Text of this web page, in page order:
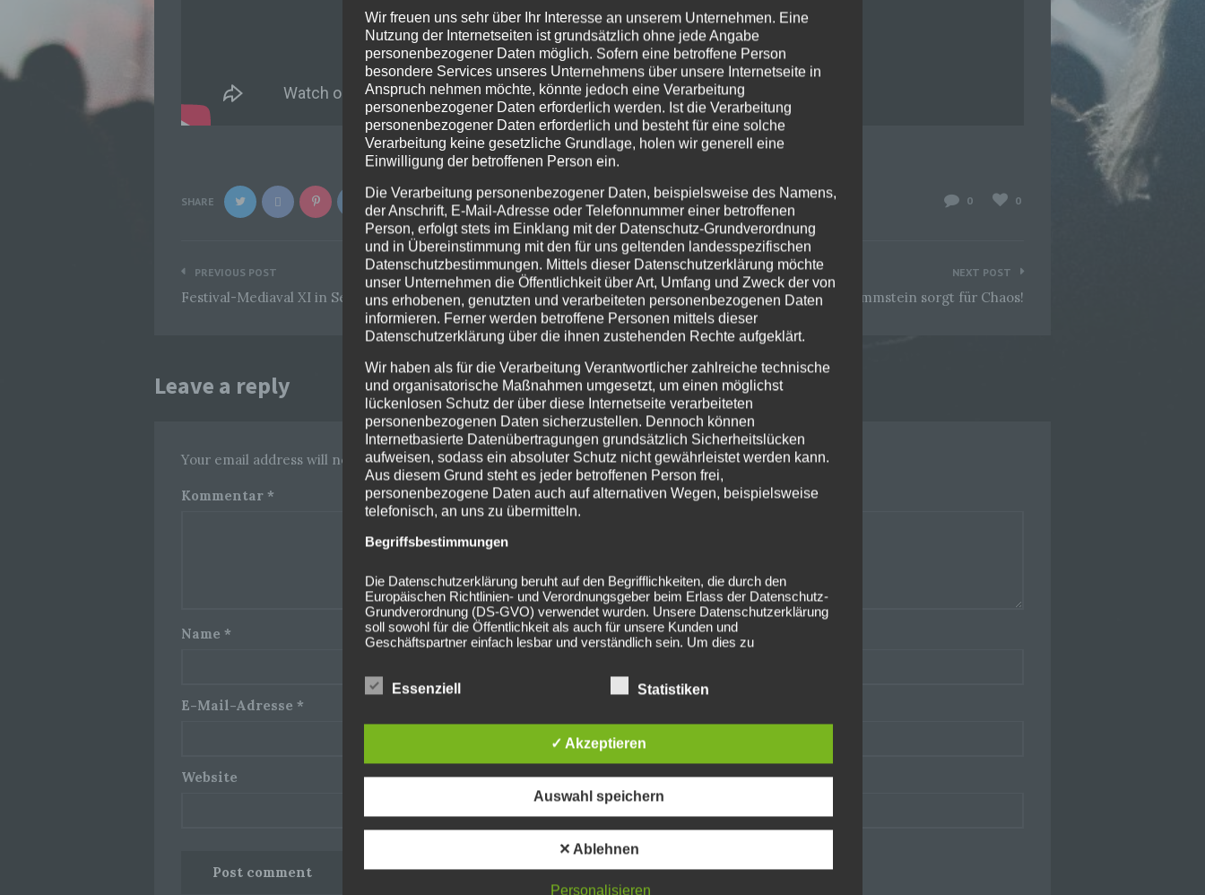
SHARE 0 0
Beitragsnavigation
PREVIOUS POST
Festival-Mediaval XI in Selb, wir waren dabei!
NEXT POST
Rammstein sorgt für Chaos!
Leave a reply
Your email address will not be published. Required fields are marked *
Kommentar *
Name *
E-Mail-Adresse *
Website
Wir freuen uns sehr über Ihr Interesse an unserem Unternehmen. Eine
Nutzung der Internetseiten ist grundsätzlich ohne jede Angabe
personenbezogener Daten möglich. Sofern eine betroffene Person
besondere Services unseres Unternehmens über unsere Internetseite in
Anspruch nehmen möchte, könnte jedoch eine Verarbeitung
personenbezogener Daten erforderlich werden. Ist die Verarbeitung
personenbezogener Daten erforderlich und besteht für eine solche
Verarbeitung keine gesetzliche Grundlage, holen wir generell eine
Einwilligung der betroffenen Person ein.
Die Verarbeitung personenbezogener Daten, beispielsweise des Namens,
der Anschrift, E-Mail-Adresse oder Telefonnummer einer betroffenen
Person, erfolgt stets im Einklang mit der Datenschutz-Grundverordnung
und in Übereinstimmung mit den für uns geltenden landesspezifischen
Datenschutzbestimmungen. Mittels dieser Datenschutzerklärung möchte
unser Unternehmen die Öffentlichkeit über Art, Umfang und Zweck der von
uns erhobenen, genutzten und verarbeiteten personenbezogenen Daten
informieren. Ferner werden betroffene Personen mittels dieser
Datenschutzerklärung über die ihnen zustehenden Rechte aufgeklärt.
Wir haben als für die Verarbeitung Verantwortlicher zahlreiche technische
und organisatorische Maßnahmen umgesetzt, um einen möglichst
lückenlosen Schutz der über diese Internetseite verarbeiteten
personenbezogenen Daten sicherzustellen. Dennoch können
Internetbasierte Datenübertragungen grundsätzlich Sicherheitslücken
aufweisen, sodass ein absoluter Schutz nicht gewährleistet werden kann.
Aus diesem Grund steht es jeder betroffenen Person frei,
personenbezogene Daten auch auf alternativen Wegen, beispielsweise
telefonisch, an uns zu übermitteln.
Begriffsbestimmungen
Die Datenschutzerklärung beruht auf den Begrifflichkeiten, die durch den
Europäischen Richtlinien- und Verordnungsgeber beim Erlass der Datenschutz-
Grundverordnung (DS-GVO) verwendet wurden. Unsere Datenschutzerklärung
soll sowohl für die Öffentlichkeit als auch für unsere Kunden und
Geschäftspartner einfach lesbar und verständlich sein. Um dies zu
Wir verwenden in dieser Datenschutzerklärung unter anderem die
a) personenbezogene Daten
Personenbezogene Daten sind alle Informationen, die sich auf eine
identifizierte oder identifizierbare natürliche Person (im Folgenden
„betroffene Person") beziehen. Als identifizierbar wird eine natürliche
Person angesehen, die direkt oder indirekt, insbesondere mittels
Zuordnung zu einer Kennung wie einem Namen, zu einer Kennnummer, zu
Standortdaten, zu einer Online-Kennung oder zu einem oder mehreren
Essenziell Statistiken
✓ Akzeptieren
Auswahl speichern
✕ Ablehnen
Personalisieren